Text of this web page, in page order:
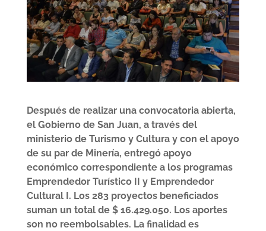
Después de realizar una convocatoria abierta,
el Gobierno de San Juan, a través del
ministerio de Turismo y Cultura y con el apoyo
de su par de Minería, entregó apoyo
económico correspondiente a los programas
Emprendedor Turístico II y Emprendedor
Cultural I. Los 283 proyectos beneficiados
suman un total de $ 16.429.050. Los aportes
son no reembolsables. La finalidad es